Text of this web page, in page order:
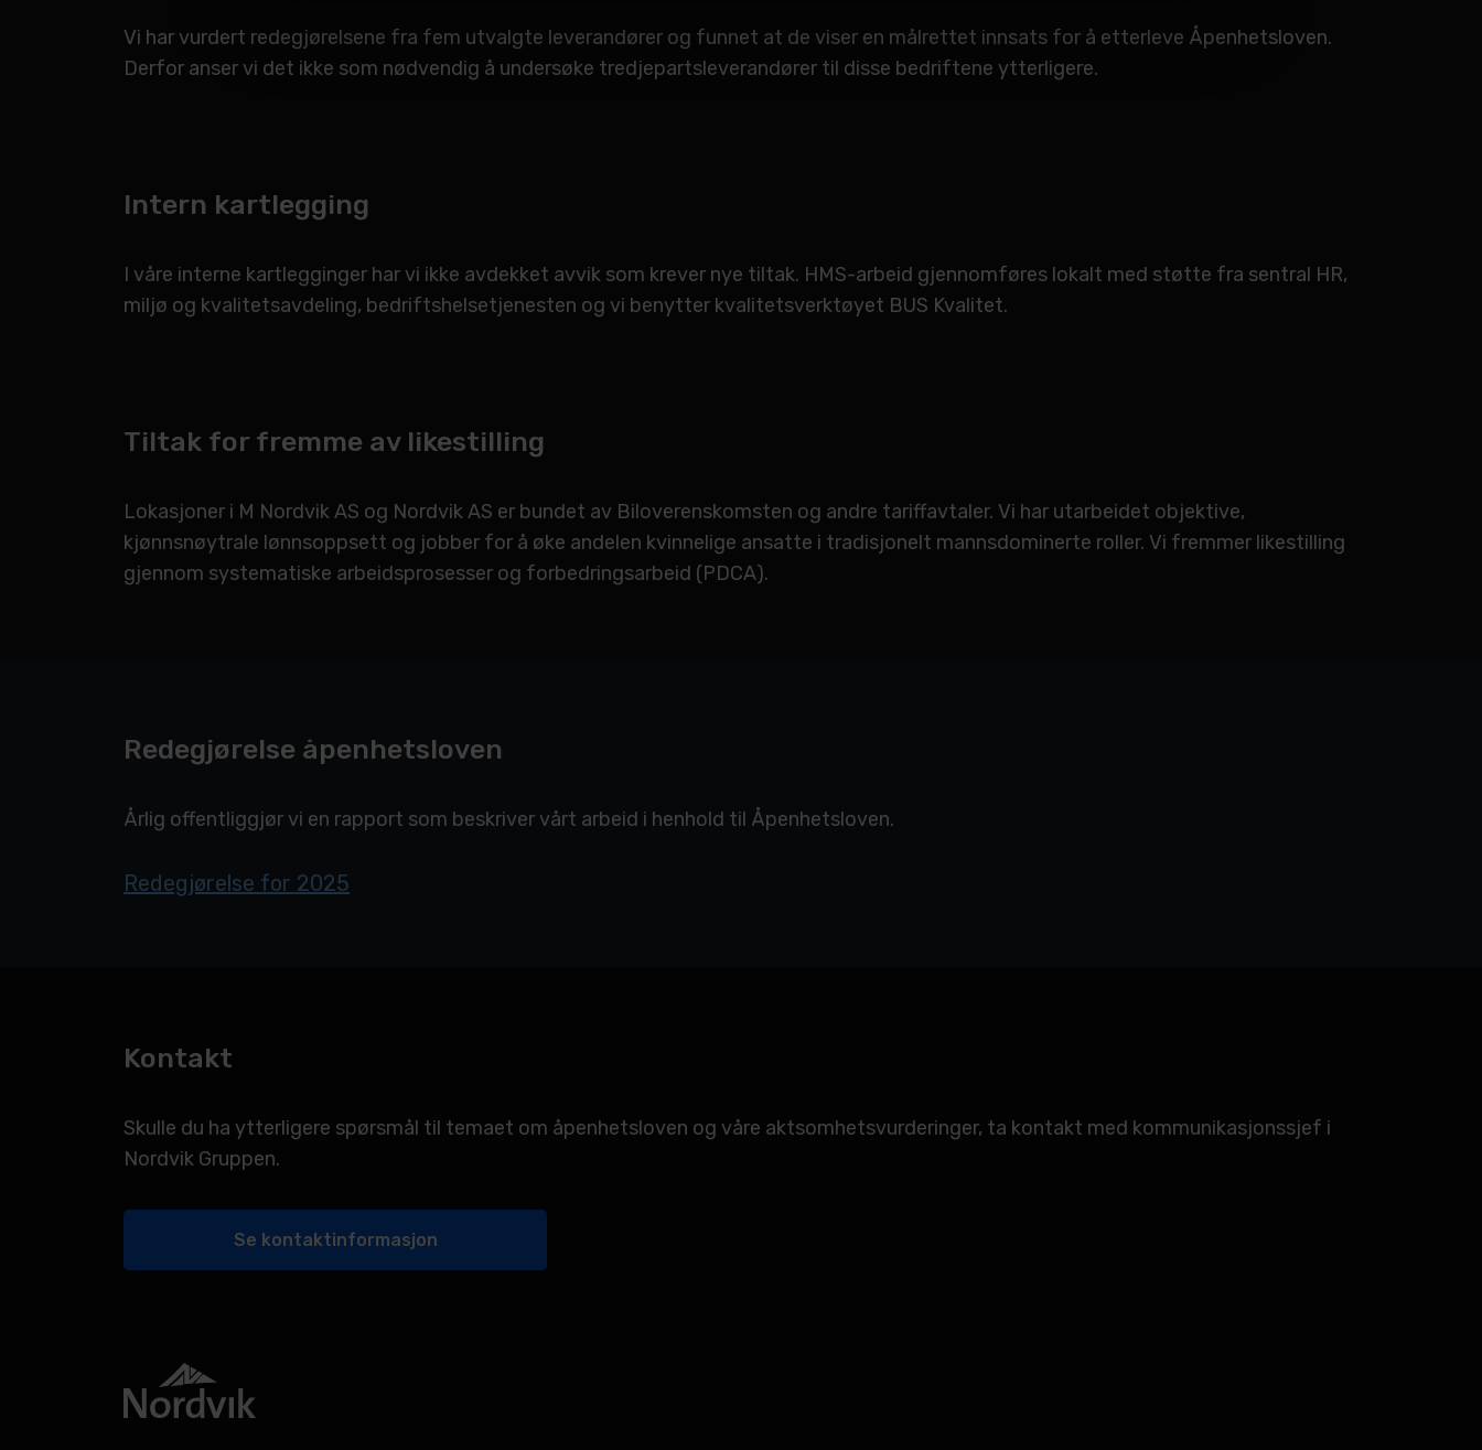
Vi har vurdert redegjørelsene fra fem utvalgte leverandører og funnet at de viser en målrettet innsats for å etterleve Åpenhetsloven.
Derfor anser vi det ikke som nødvendig å undersøke tredjepartsleverandører til disse bedriftene ytterligere.
Intern kartlegging
I våre interne kartlegginger har vi ikke avdekket avvik som krever nye tiltak. HMS-arbeid gjennomføres lokalt med støtte fra sentral HR,
miljø og kvalitetsavdeling, bedriftshelsetjenesten og vi benytter kvalitetsverktøyet BUS Kvalitet.
Tiltak for fremme av likestilling
Lokasjoner i M Nordvik AS og Nordvik AS er bundet av Biloverenskomsten og andre tariffavtaler. Vi har utarbeidet objektive,
kjønnsnøytrale lønnsoppsett og jobber for å øke andelen kvinnelige ansatte i tradisjonelt mannsdominerte roller. Vi fremmer likestilling
gjennom systematiske arbeidsprosesser og forbedringsarbeid (PDCA).
Redegjørelse åpenhetsloven
Årlig offentliggjør vi en rapport som beskriver vårt arbeid i henhold til Åpenhetsloven.
Redegjørelse for 2025
Kontakt
Skulle du ha ytterligere spørsmål til temaet om åpenhetsloven og våre aktsomhetsvurderinger, ta kontakt med kommunikasjonssjef i
Nordvik Gruppen.
Se kontaktinformasjon